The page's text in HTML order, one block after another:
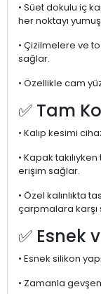
• Süet dokulu iç
her noktayı
• Çizilmelere ve
sağlar.
• Özellikle cam
✅ Tam
• Kalıp kesimi
• Kapak
erişim sağlar.
• Özel kalınlıkta
çarpmalara karşı
✅ Esnek
• Esnek silikon
• Zamanla